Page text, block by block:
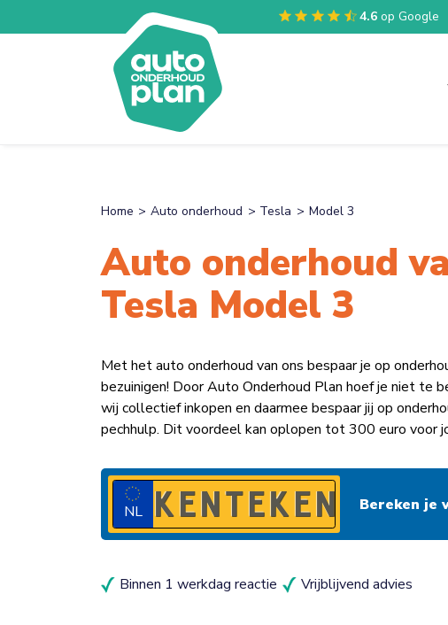
4.6 op Google
Home Auto onderhoud Tesla Model 3
Auto onderhoud
Tesla Model 3
Met het auto onderhoud van ons bespaar je op
bezuinigen! Door Auto Onderhoud Plan hoef je niet te
wij collectief inkopen en daarmee bespaar jij op
pechhulp. Dit voordeel kan oplopen tot 300 euro voor
NL
Binnen 1 werkdag reactie Vrijblijvend advies